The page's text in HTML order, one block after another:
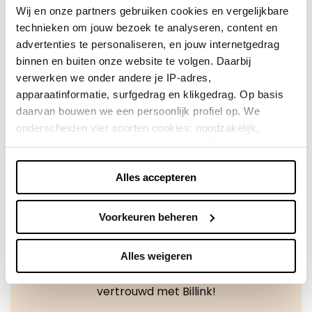
Wij en onze partners gebruiken cookies en vergelijkbare
technieken om jouw bezoek te analyseren, content en
advertenties te personaliseren, en jouw internetgedrag
binnen en buiten onze website te volgen. Daarbij
verwerken we onder andere je IP-adres,
apparaatinformatie, surfgedrag en klikgedrag. Op basis
daarvan bouwen we een persoonlijk profiel op. We
onderscheiden vier soorten cookies: noodzakelijk,
voorkeuren, statistieken en marketing. Alleen
noodzakelijke cookies plaatsen we zonder toestemming.
Je kunt alle cookies accepteren, weigeren, of zelf kiezen
via "Voorkeuren beheren". Je keuze kun je op elk
moment wijzigen of intrekken via de zwevende knop
en
We werken samen met42 derden die uw gegevens
Alles accepteren
Voorkeuren beheren
Alles weigeren
bij Travelbags!
Direct shoppen
Naar winkels
Achteraf betalen doe je veilig en
vertrouwd met Billink!